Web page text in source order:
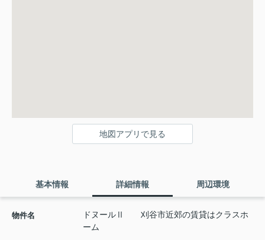
地図アプリで見る
基本情報 詳細情報 周辺環境
物件名
ドヌールⅡ 刈谷市近郊の賃貸はクラスホ
ーム